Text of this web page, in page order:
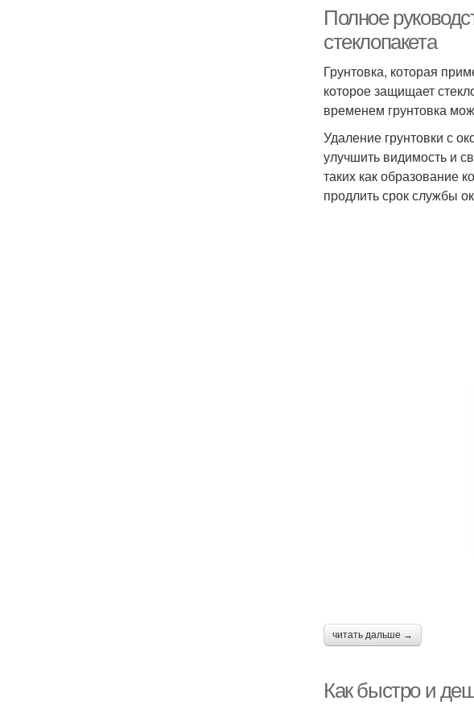
Полное
стеклопакета
Грунтовка, которая
которое защищает
временем грунтовка
Удаление грунтовки с
улучшить видимость и
таких как образование
продлить срок службы
читать дальше →
Как быстро и